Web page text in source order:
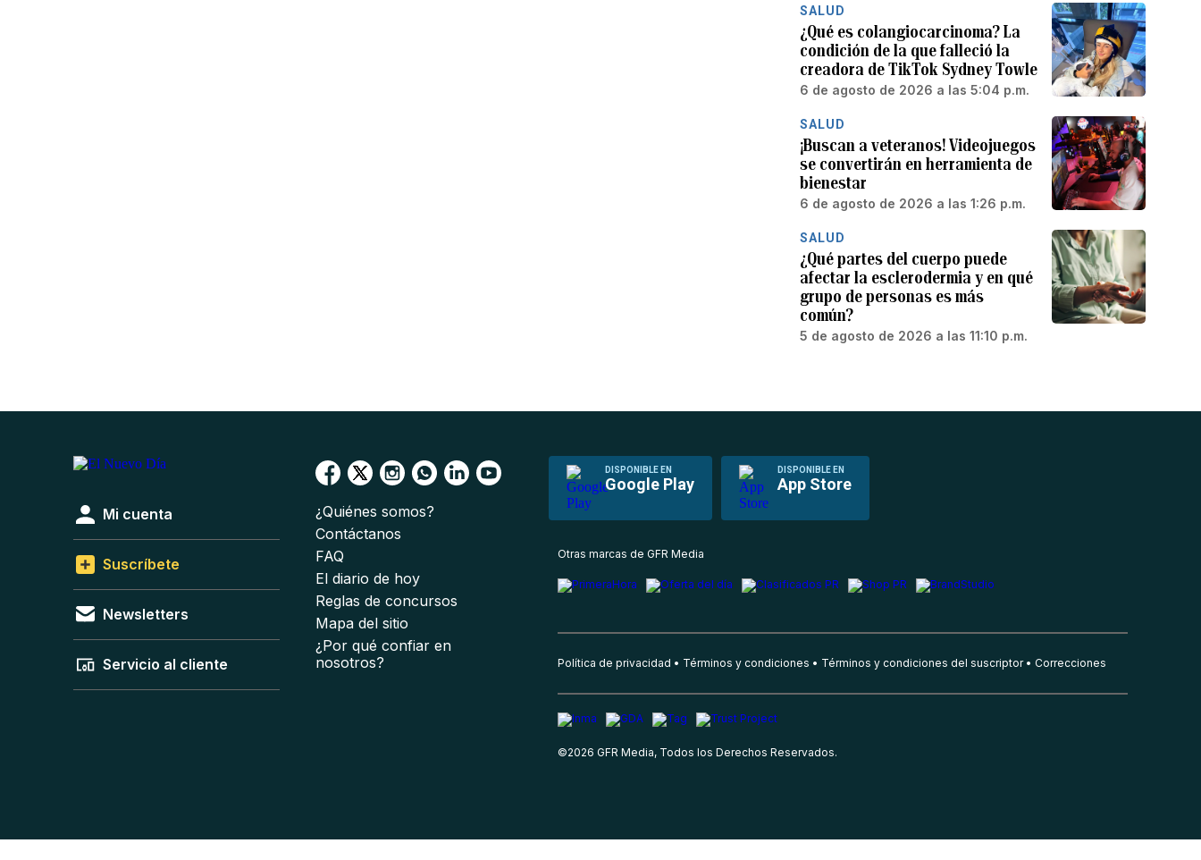
SALUD
¿Qué es colangiocarcinoma? La
condición de la que falleció la
creadora de TikTok Sydney Towle
6 de agosto de 2026 a las 5:04 p.m.
SALUD
¡Buscan a veteranos! Videojuegos
se convertirán en herramienta de
bienestar
6 de agosto de 2026 a las 1:26 p.m.
SALUD
¿Qué partes del cuerpo puede
afectar la esclerodermia y en qué
grupo de personas es más
común?
5 de agosto de 2026 a las 11:10 p.m.
DISPONIBLE EN
Google Play
DISPONIBLE EN
App Store
Mi cuenta
Suscríbete
Newsletters
Servicio al cliente
¿Quiénes somos?
Contáctanos
FAQ
El diario de hoy
Reglas de concursos
Mapa del sitio
¿Por qué confiar en
nosotros?
Otras marcas de GFR Media
Política de privacidad Términos y condiciones Términos y condiciones del suscriptor Correcciones
©2026 GFR Media, Todos los Derechos Reservados.